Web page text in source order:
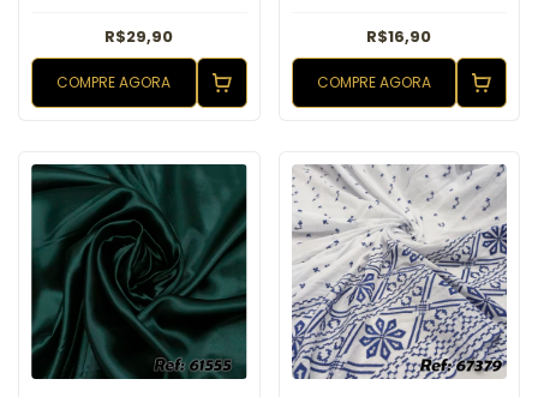
R$29,90
COMPRE AGORA
R$16,90
COMPRE AGORA